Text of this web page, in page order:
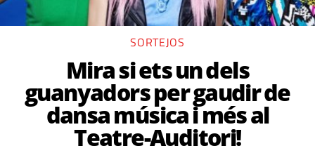
SORTEJOS
Mira si ets un dels
guanyadors per gaudir de
dansa música i més al
Teatre-Auditori!